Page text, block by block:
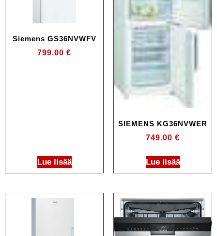
Siemens GS36NVWFV
799.00 €
Lue lisää
SIEMENS KG36NVWER
749.00 €
Lue lisää